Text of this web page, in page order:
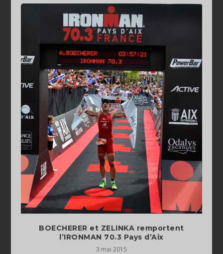
BOECHERER et ZELINKA remportent
3 mai 2015